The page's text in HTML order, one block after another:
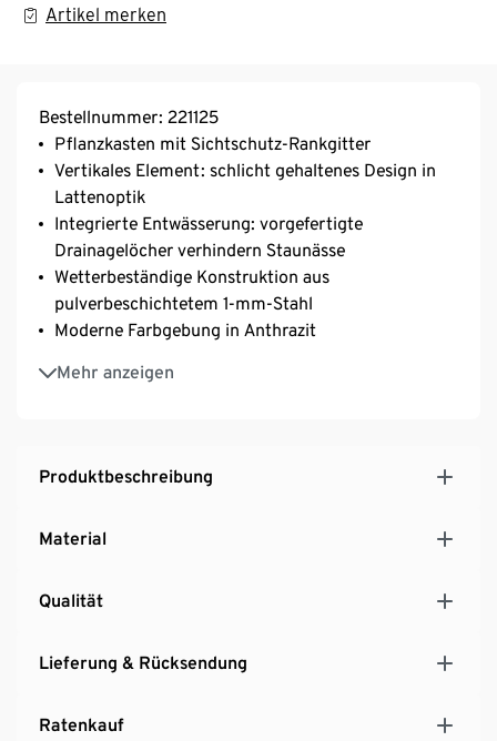
Artikel merken
Bestellnummer: 221125
Pflanzkasten mit Sichtschutz-Rankgitter
Vertikales Element: schlicht gehaltenes Design in
Lattenoptik
Integrierte Entwässerung: vorgefertigte
Drainagelöcher verhindern Staunässe
Wetterbeständige Konstruktion aus
pulverbeschichtetem 1-mm-Stahl
Moderne Farbgebung in Anthrazit
Mehr anzeigen
Multifunktionales Design: Konstruktion als
Rankgitter und Sichtschutz nutzbar
Produktbeschreibung
Material
Qualität
Lieferung & Rücksendung
Ratenkauf